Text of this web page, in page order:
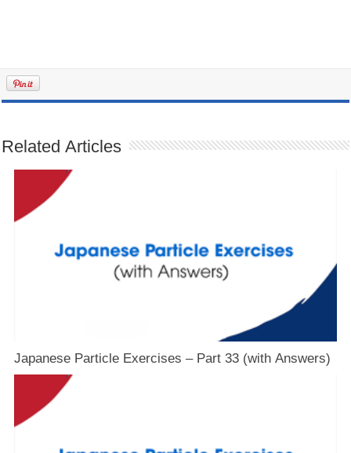
Related Articles
Japanese Particle Exercises – Part 33 (with Answers)